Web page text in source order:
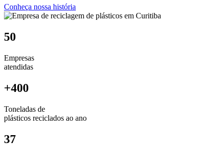
Conheça nossa história
50
Empresas
atendidas
+400
Toneladas de
plásticos reciclados ao ano
37